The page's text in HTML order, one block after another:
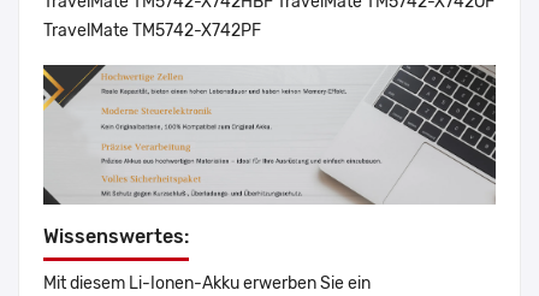
TravelMate TM5742-X742PF
Wissenswertes:
Mit diesem Li-Ionen-Akku erwerben Sie ein